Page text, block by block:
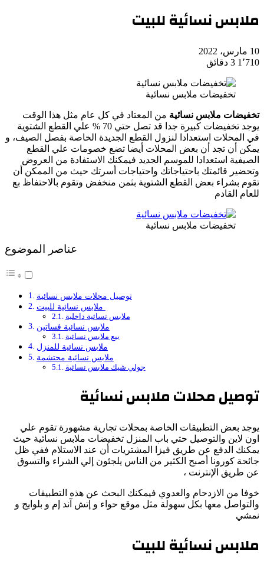
ملابس نسائية للبيت
10 مارس، 2022
1٬710 3 دقائق
تخفيضات ملابس نسائية
تخفيضات ملابس نسائية من المعتاد في كل عام مثل هذا الوقت
يوجد تخفيضات كبيرة جدا قد تصل حتي 70 % علي القطع الشتوية
في المحلات استعدادا لنزول القطع الجديدة الخاصة بفصل الصيف، و
يمكن أن تجد أن بعض المحلات أيضا تضع خصومات علي القطع
الصيفية استعدادا للموسم الجديد فيمكنك الاستفادة من العروض
وتحضير قائمتك باحتياجاتك واحتياجات أسرتك حيث من الممكن أن
تقوم بشراء بعض القطع الشتوية بثمن منخفض وتقوم بالاحتفاظ بع
للعام القادم
تخفيضات ملابس نسائية
عناصر الموضوع
توصيل محلات ملابس نسائية
ملابس نسائية داخلية
ملابس نسائية فساتين
بيع ملابس نسائية
ملابس نسائية للمنزل
ملابس نسائية محتشمة
جولي شيك ملابس نسائية
توصيل محلات ملابس نسائية
يوجد بعض التطبيقات الخاصة بمحلات تجارية مشهورة تقوم علي
اون لاين والتوصيل حتي باب المنزل تخفيضات ملابس نسائية حيث
يمكنك الدفع عن طريق فيزا المشتريات أن عند الاستلام ففي ظل
جائحة كورونا أصبح الكثير من الناس يلجئون إلي الشراء والتسوق
عن طريق الإنترنت ،
خوفا من الازدحام والعدوي فيمكنك البحث عن هذه التطبيقات
والتواصل معها بكل سهولة مثل موقع حواء و إتش آند إم و بلوايج و
نمشي
ملابس نسائية للبيت